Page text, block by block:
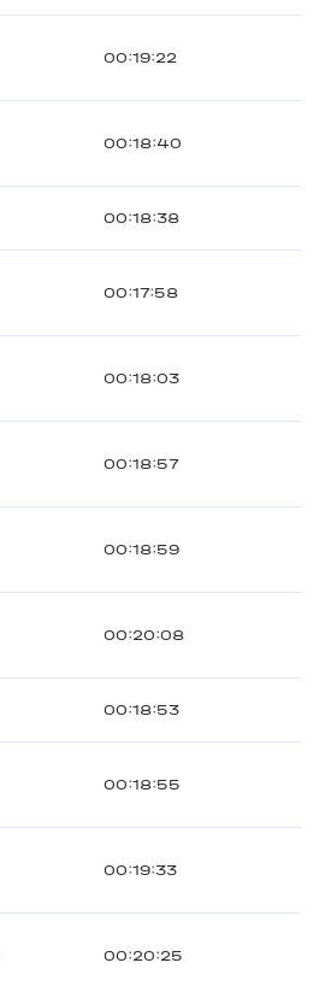
00:19:22
00:18:40
00:18:38
00:17:58
00:18:03
00:18:57
00:18:59
00:20:08
00:18:53
00:18:55
00:19:33
00:20:25